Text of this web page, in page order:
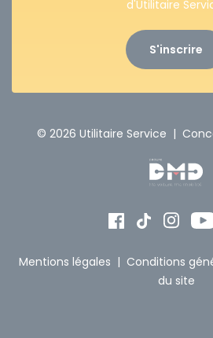
d'Utilitaire
S'inscrire
© 2026 Utilitaire Service |
Mentions légales | Conditions
du site